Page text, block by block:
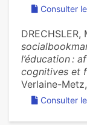
Consulter
DRECHSLER,
l’éducation :
cognitives et
Verlaine-
Consulter